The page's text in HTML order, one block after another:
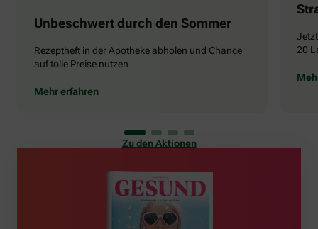
Unbeschwert durch den Sommer
Rezeptheft in der Apotheke abholen und Chance
auf tolle Preise nutzen
Mehr erfahren
20
Zu den Aktionen